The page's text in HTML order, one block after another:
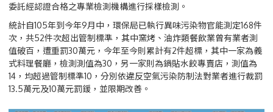
委託經認證合格之專業檢測機構進行採樣檢測。
統計自105年到今年9月中，環保局已執行異味污染物官能測定168件
次，共52件次超出管制標準，其中窯烤、油炸類餐飲業曾有業者測
值破百，遭重罰30萬元，今年至今則累計有2件超標，其中一家為義
式料理餐廳，檢測測值為30，另一家則為鍋貼水餃專賣店，測值為
14，均超過管制標準10，分別依違反空氣污染防制法對業者進行裁罰
13.5萬元及10萬元罰鍰，並限期改善。